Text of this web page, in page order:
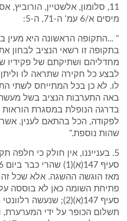
11, סלומון, אלשטיין, הורוביץ,
מיסים א/6 עמ' ה-71, ה-5:
" ...התקופה הראשונה היא מעין
בתקופה זו רשאי הנציב לבחון
מחדליהם ושתיקתם של פקידיו
לבצע כל חקירה שתראה לו וליתן
לו. לא כן בכל המתייחס לשתי
באה התערבות הנציב בשל
לפקודה, הכל בהתאם לענין. אשר
שהות נוספת."
5. בענייננו, אין חולק כי חלפה
מאז הוגשה ההשגה. אלא שכל זה
פתיחת השומה כאן לא בוססה
סעיף 147(א)(2); שנעשה
תשלום הכופר על ידי המערערת,